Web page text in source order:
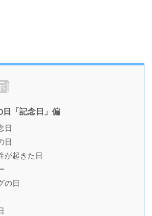
]
日「記念日」偏
日
日
が起きた日
の日